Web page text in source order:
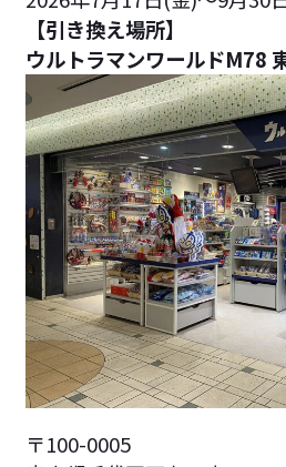
【引き換え場所】
ウルトラマンワールドM78
〒100-0005